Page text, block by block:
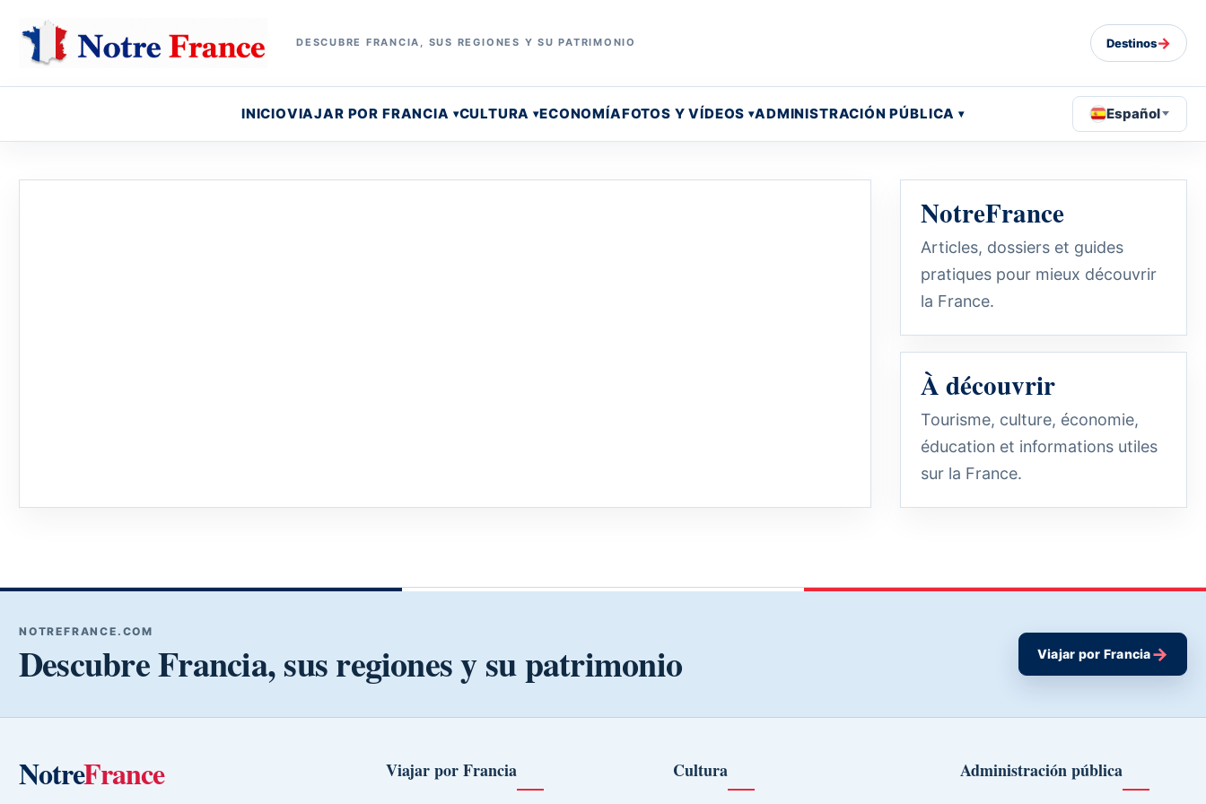
DESCUBRE FRANCIA, SUS REGIONES Y SU PATRIMONIO Destinos→
INICIOVIAJAR POR FRANCIA CULTURA ECONOMÍAFOTOS Y VÍDEOS ADMINISTRACIÓN PÚBLICA Español
NotreFrance
Articles, dossiers et guides
pratiques pour mieux découvrir
la France.
À découvrir
Tourisme, culture, économie,
éducation et informations utiles
sur la France.
NOTREFRANCE.COM
Descubre Francia, sus regiones y su patrimonio Viajar por Francia→
NotreFrance Viajar por Francia Cultura Administración pública